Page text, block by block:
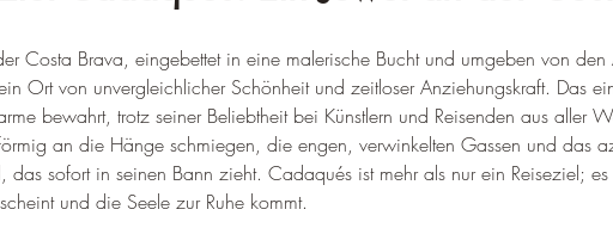
Costa Brava, eingebettet in eine malerische Bucht und umgeben von
Ort von unvergleichlicher Schönheit und zeitloser Anziehungskraft. Das
bewahrt, trotz seiner Beliebtheit bei Künstlern und Reisenden aus aller
an die Hänge schmiegen, die engen, verwinkelten Gassen und das
das sofort in seinen Bann zieht. Cadaqués ist mehr als nur ein Reiseziel;
und die Seele zur Ruhe kommt.